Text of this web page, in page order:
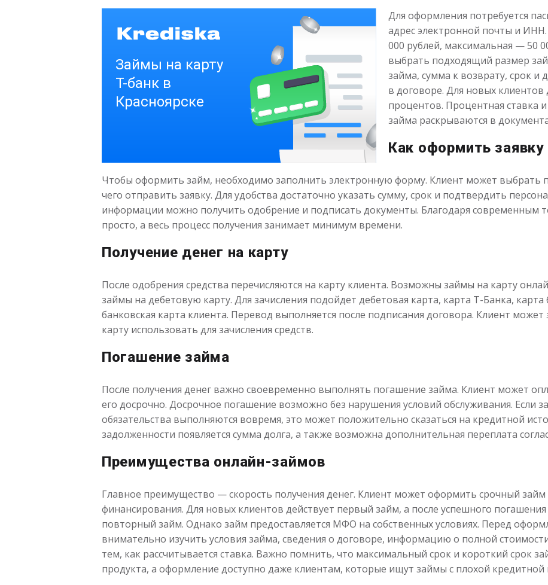
Для оформления потребуется
адрес электронной почты и
000 рублей, максимальная — 50
выбрать подходящий размер
займа, сумма к возврату, срок и
в договоре. Для новых клиентов
процентов. Процентная ставка
займа раскрываются в
Как оформить заявку
Чтобы оформить займ, необходимо заполнить электронную форму. Клиент может выбрать
чего отправить заявку. Для удобства достаточно указать сумму, срок и подтвердить
информации можно получить одобрение и подписать документы. Благодаря современным
просто, а весь процесс получения занимает минимум времени.
Получение денег на карту
После одобрения средства перечисляются на карту клиента. Возможны займы на карту
займы на дебетовую карту. Для зачисления подойдет дебетовая карта, карта Т-Банка,
банковская карта клиента. Перевод выполняется после подписания договора. Клиент
карту использовать для зачисления средств.
Погашение займа
После получения денег важно своевременно выполнять погашение займа. Клиент может
его досрочно. Досрочное погашение возможно без нарушения условий обслуживания. Если
обязательства выполняются вовремя, это может положительно сказаться на кредитной
задолженности появляется сумма долга, а также возможна дополнительная переплата
Преимущества онлайн-займов
Главное преимущество — скорость получения денег. Клиент может оформить срочный
финансирования. Для новых клиентов действует первый займ, а после успешного
повторный займ. Однако займ предоставляется МФО на собственных условиях. Перед
внимательно изучить условия займа, сведения о договоре, информацию о полной
тем, как рассчитывается ставка. Важно помнить, что максимальный срок и короткий срок
продукта, а оформление доступно даже клиентам, которые ищут займы с плохой кредитной